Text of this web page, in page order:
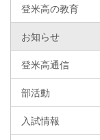
登米高の教育
お知らせ
登米高通信
部活動
入試情報